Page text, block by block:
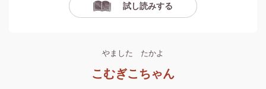
試し読みする
やました たかよ
こむぎこちゃん